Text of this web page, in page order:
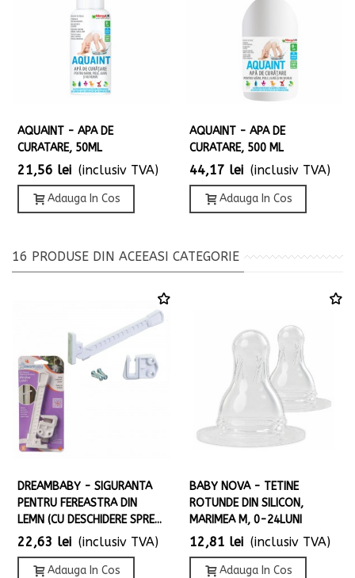
AQUAINT - APA DE
CURATARE, 50ML
21,56 lei (inclusiv TVA)
Adauga In Cos
AQUAINT - APA DE
CURATARE, 500 ML
44,17 lei (inclusiv TVA)
Adauga In Cos
16 PRODUSE DIN ACEEASI CATEGORIE
DREAMBABY - SIGURANTA
PENTRU FEREASTRA DIN
LEMN (CU DESCHIDERE SPRE...
22,63 lei (inclusiv TVA)
Adauga In Cos
BABY NOVA - TETINE
ROTUNDE DIN SILICON,
MARIMEA M, 0-24LUNI
12,81 lei (inclusiv TVA)
Adauga In Cos